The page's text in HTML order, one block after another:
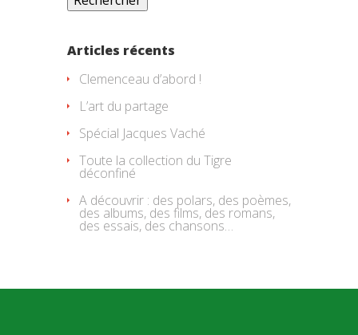
Articles récents
Clemenceau d’abord !
L’art du partage
Spécial Jacques Vaché
Toute la collection du Tigre
déconfiné
A découvrir : des polars, des poèmes,
des albums, des films, des romans,
des essais, des chansons…